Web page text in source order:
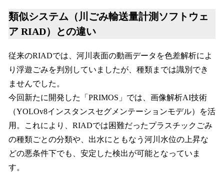
類似システム（川ごみ輸送量計測ソフトウェ
ア RIAD）との違い
従来のRIADでは、河川表面の動画データを色差解析によ
り浮遊ごみを判別していましたが、種類までは識別でき
ませんでした。
今回新たに開発した「PRIMOS」では、画像解析AI技術
（YOLOv8インスタンスセグメンテーションモデル）を活
用。これにより、RIADでは困難だったプラスチックごみ
の種類ごとの分類や、出水にともなう河川水位の上昇な
どの悪条件下でも、安定した検出が可能となっていま
す。